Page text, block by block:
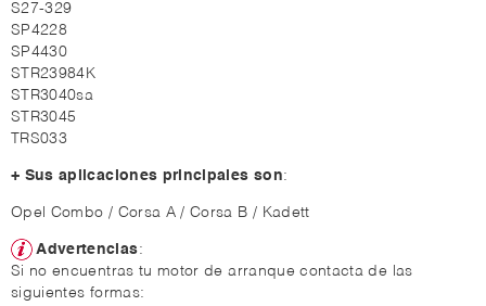
S27-329
SP4228
SP4430
STR23984K
STR3040sa
STR3045
TRS033
+ Sus aplicaciones principales son:
Opel Combo / Corsa A / Corsa B / Kadett
Advertencias:
Si no encuentras tu motor de arranque contacta de las
siguientes formas: